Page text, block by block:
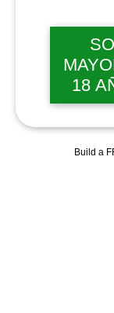
18
Build a